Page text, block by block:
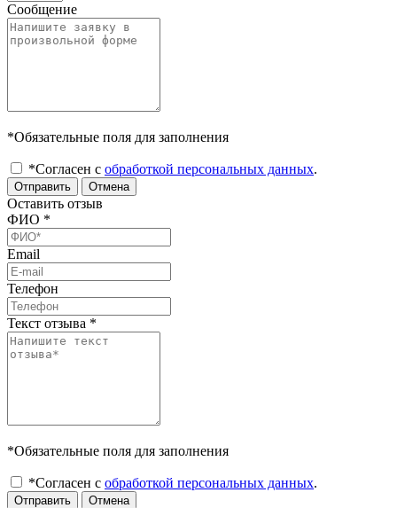
Сообщение
*Обязательные поля для заполнения
*Согласен с обработкой персональных данных.
Отправить Отмена
Оставить отзыв
ФИО *
Email
Телефон
Текст отзыва *
*Обязательные поля для заполнения
*Согласен с обработкой персональных данных.
Отправить Отмена